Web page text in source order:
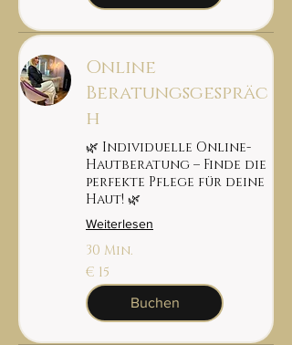
Online
Beratungsgespräc
h
🌿 Individuelle Online-
Hautberatung – Finde die
perfekte Pflege für deine
Haut! 🌿
Weiterlesen
30 Min.
15
euro
€ 15
Buchen